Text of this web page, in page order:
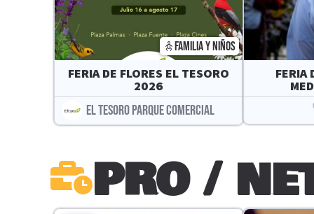
FERIA DE FLORES EL TESORO
2026
EL TESORO PARQUE COMERCIAL
FAMILIA Y NIÑOS
FERIA
PRO /